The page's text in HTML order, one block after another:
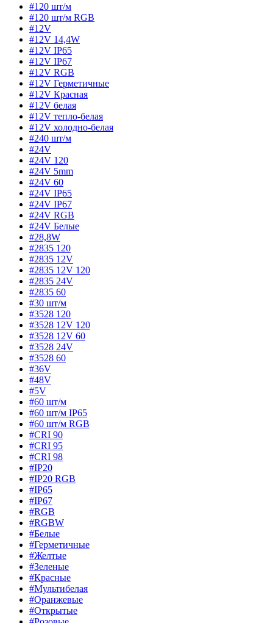
#120 шт/м
#120 шт/м RGB
#12V
#12V 14,4W
#12V IP65
#12V IP67
#12V RGB
#12V Герметичные
#12V Красная
#12V белая
#12V тепло-белая
#12V холодно-белая
#240 шт/м
#24V
#24V 120
#24V 5mm
#24V 60
#24V IP65
#24V IP67
#24V RGB
#24V Белые
#28,8W
#2835 120
#2835 12V
#2835 12V 120
#2835 24V
#2835 60
#30 шт/м
#3528 120
#3528 12V 120
#3528 12V 60
#3528 24V
#3528 60
#36V
#48V
#5V
#60 шт/м
#60 шт/м IP65
#60 шт/м RGB
#CRI 90
#CRI 95
#CRI 98
#IP20
#IP20 RGB
#IP65
#IP67
#RGB
#RGBW
#Белые
#Герметичные
#Желтые
#Зеленые
#Красные
#Мультибелая
#Оранжевые
#Открытые